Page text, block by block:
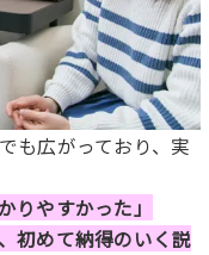
でも広がっており、実
りやすかった」
初めて納得のいく説